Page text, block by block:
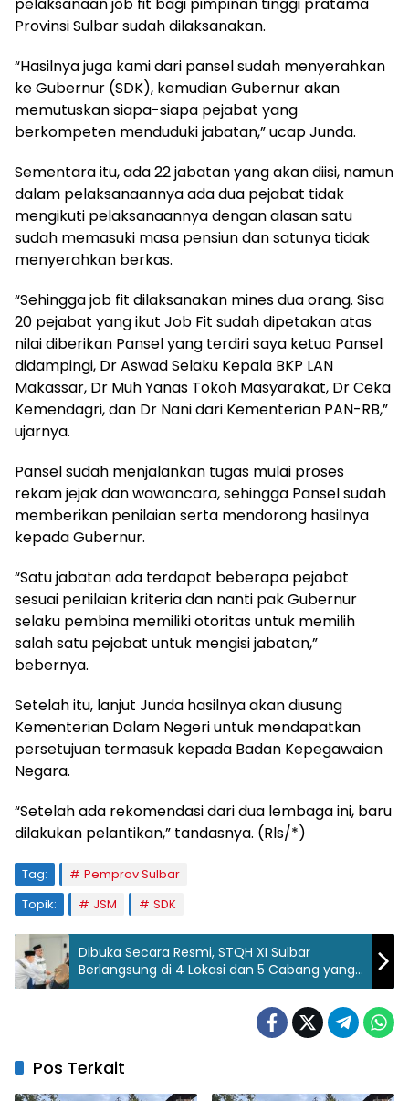
Provinsi Sulbar sudah dilaksanakan.
“Hasilnya juga kami dari pansel sudah menyerahkan
ke Gubernur (SDK), kemudian Gubernur akan
memutuskan siapa-siapa pejabat yang
berkompeten menduduki jabatan,” ucap Junda.
Sementara itu, ada 22 jabatan yang akan diisi, namun
dalam pelaksanaannya ada dua pejabat tidak
mengikuti pelaksanaannya dengan alasan satu
sudah memasuki masa pensiun dan satunya tidak
menyerahkan berkas.
“Sehingga job fit dilaksanakan mines dua orang. Sisa
20 pejabat yang ikut Job Fit sudah dipetakan atas
nilai diberikan Pansel yang terdiri saya ketua Pansel
didampingi, Dr Aswad Selaku Kepala BKP LAN
Makassar, Dr Muh Yanas Tokoh Masyarakat, Dr Ceka
Kemendagri, dan Dr Nani dari Kementerian PAN-RB,”
ujarnya.
Pansel sudah menjalankan tugas mulai proses
rekam jejak dan wawancara, sehingga Pansel sudah
memberikan penilaian serta mendorong hasilnya
kepada Gubernur.
“Satu jabatan ada terdapat beberapa pejabat
sesuai penilaian kriteria dan nanti pak Gubernur
selaku pembina memiliki otoritas untuk memilih
salah satu pejabat untuk mengisi jabatan,”
bebernya.
Setelah itu, lanjut Junda hasilnya akan diusung
Kementerian Dalam Negeri untuk mendapatkan
persetujuan termasuk kepada Badan Kepegawaian
Negara.
“Setelah ada rekomendasi dari dua lembaga ini, baru
dilakukan pelantikan,” tandasnya. (Rls/*)
Tag:
Pemprov Sulbar
Topik:
JSM SDK
Dibuka Secara Resmi, STQH XI Sulbar
Berlangsung di 4 Lokasi dan 5 Cabang yang
Dilombakan
Pos Terkait